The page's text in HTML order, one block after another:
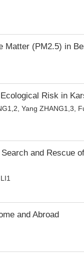
Matter (PM2.5) in
Risk in
Yang ZHANG1,3,
and Rescue
and Abroad